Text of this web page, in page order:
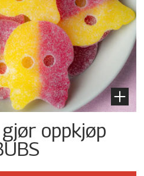
oppkjøp